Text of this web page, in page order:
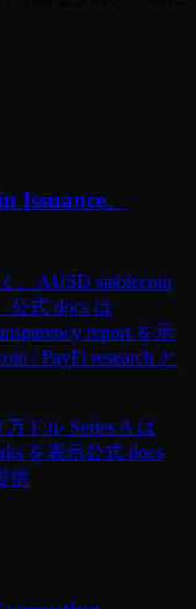
Issuance、
、AUSD stablecoin
公式 docs は
report を示
/ PayFi research と
万ドル Series A は
を表示公式 docs
供